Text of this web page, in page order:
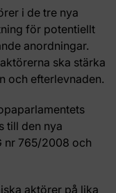
i de tre nya
för potentiellt
anordningar.
ska stärka
och efterlevnaden.
till den nya
nr 765/2008 och
aktörer på lika